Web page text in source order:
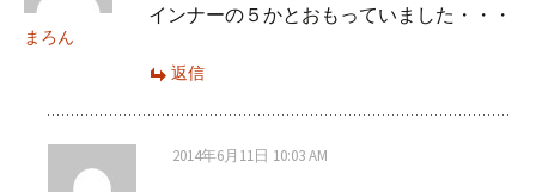
まろん
インナーの５かとおもっていました・・・
返信
2014年6月11日 10:03 AM